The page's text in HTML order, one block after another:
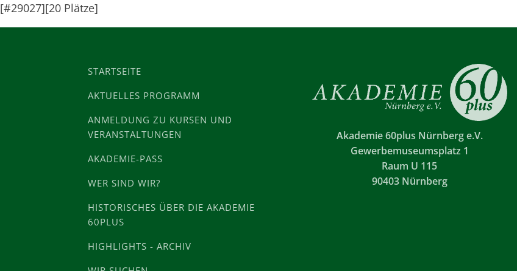
[#29027][20 Plätze]
STARTSEITE
AKTUELLES PROGRAMM
ANMELDUNG ZU KURSEN UND
VERANSTALTUNGEN
AKADEMIE-PASS
WER SIND WIR?
HISTORISCHES ÜBER DIE AKADEMIE
60PLUS
HIGHLIGHTS - ARCHIV
Akademie 60plus Nürnberg e.V.
Gewerbemuseumsplatz 1
Raum U 115
90403 Nürnberg